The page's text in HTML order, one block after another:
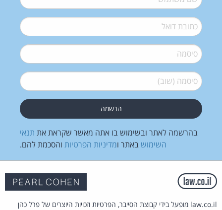
דואל*
סיסמה*
סיסמה (שוב)*
בהרשמה לאתר ובשימוש בו אתה מאשר שקראת את תנאי
השימוש באתר ומדיניות הפרטיות והסכמת להם.
law.co.il מופעל בידי קבוצת הסייבר, הפרטיות וזכויות היוצרים של פרל כהן